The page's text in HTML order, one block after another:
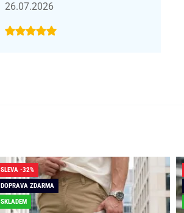
26.07.2026
SLEVA -32%
DOPRAVA ZDARMA
SKLADEM